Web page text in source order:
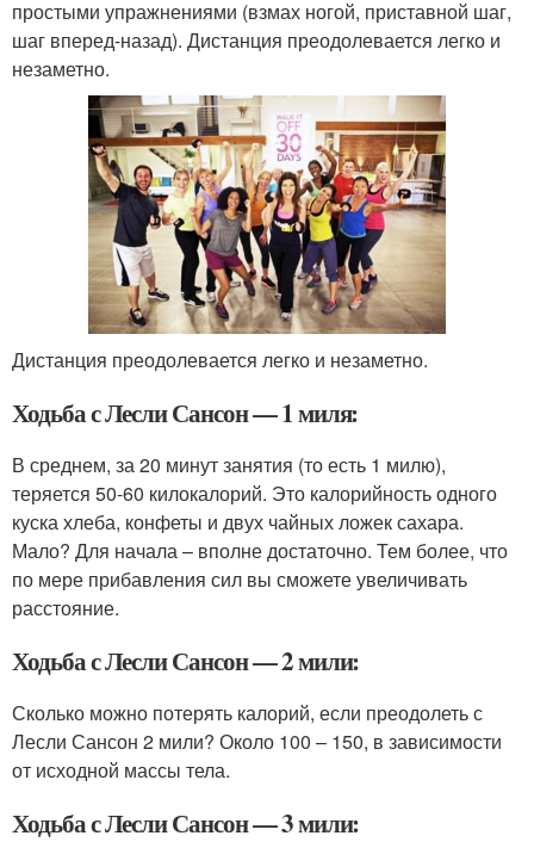
простыми упражнениями (взмах ногой, приставной шаг,
шаг вперед-назад). Дистанция преодолевается легко и
незаметно.
Дистанция преодолевается легко и незаметно.
Ходьба с Лесли Сансон — 1 миля:
В среднем, за 20 минут занятия (то есть 1 милю),
теряется 50-60 килокалорий. Это калорийность одного
куска хлеба, конфеты и двух чайных ложек сахара.
Мало? Для начала – вполне достаточно. Тем более, что
по мере прибавления сил вы сможете увеличивать
расстояние.
Ходьба с Лесли Сансон — 2 мили:
Сколько можно потерять калорий, если преодолеть с
Лесли Сансон 2 мили? Около 100 – 150, в зависимости
от исходной массы тела.
Ходьба с Лесли Сансон — 3 мили: